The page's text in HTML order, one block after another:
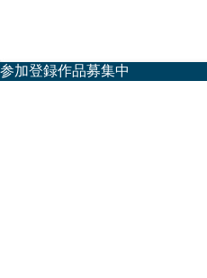
参加登録作品募集中